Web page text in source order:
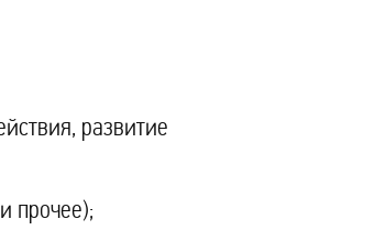
развитие
прочее);